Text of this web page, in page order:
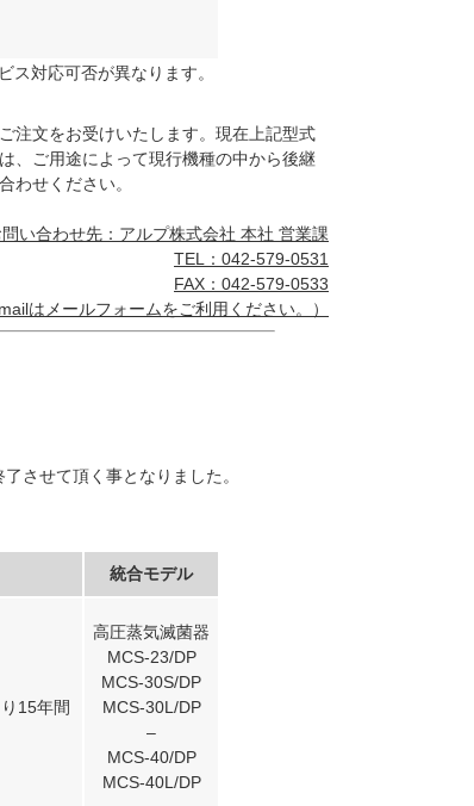
対応可否が異なります。
注文をお受けいたします。現在上記型式
、ご用途によって現行機種の中から後継
わせください。
問い合わせ先：アルプ株式会社 本社 営業課
TEL：042-579-0531
FAX：042-579-0533
は メールフォームをご利用ください。）
させて頂く事となりました。
統合モデル
15年間
高圧蒸気滅菌器
MCS-23/DP
MCS-30S/DP
MCS-30L/DP
–
MCS-40/DP
MCS-40L/DP